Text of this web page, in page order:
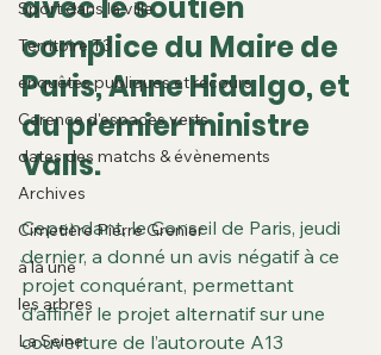
Sport dans la ville
Territoire T3
enquêtes publiques et recours
Carence d'espaces verts
dates des matchs & évènements
Archives
Cimetière Pierre Grenier
à la une
les arbres
La Seine
complice du Maire de
Paris, Anne Hidalgo, et
du premier ministre
Valls.
Cependant, le Conseil de Paris, jeudi
dernier, a donné un avis négatif à ce
projet conquérant, permettant
d’affiner le projet alternatif sur une
couverture de l’autoroute A13